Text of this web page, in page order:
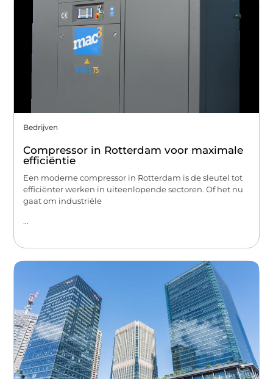
Bedrijven
Compressor in Rotterdam voor maximale
efficiëntie
Een moderne compressor in Rotterdam is de sleutel tot
efficiënter werken in uiteenlopende sectoren. Of het nu
gaat om industriële
...